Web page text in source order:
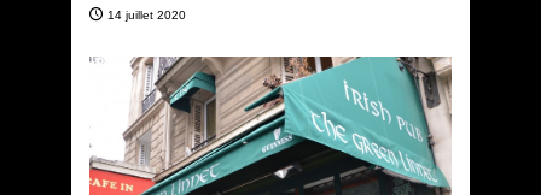
14 juillet 2020